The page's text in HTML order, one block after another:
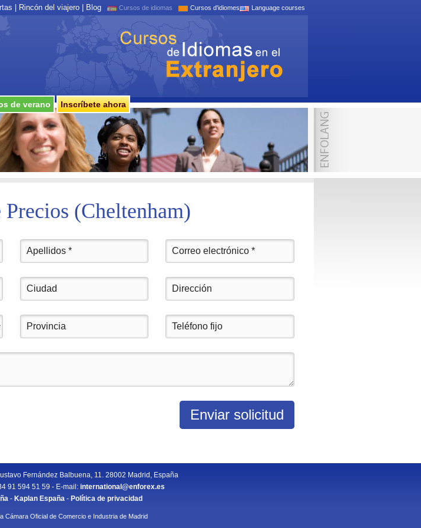
Cursos de idiomas Cursos d'idiomes Language courses
Rincón del viajero Blog
de verano Inscríbete ahora
(Cheltenham)
Fernández Balbuena, 11. 28002 Madrid, España
91 594 51 59 - E-mail: international@enforex.es
- Kaplan España - Política de privacidad
Cámara Oficial de Comercio e Industria de Madrid